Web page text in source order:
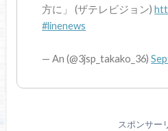
方に」 (ザテレビジョン)
#linenews
— An (@3jsp_takako_36)
スポンサー